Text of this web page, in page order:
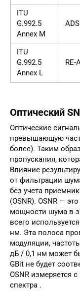
ITU
G.992.5
Annex M
ITU
G.992.5
Annex L
RE-
Оптический
Оптические
превышающую
более). Таким
пропускания,
Влияние
от фильтрации
без учета
(OSNR). OSNR —
мощности шума в
всего
нм. Эта полоса
модуляции,
дБ / 0,1 нм может
GBit не будет
OSNR измеряется
спектра .